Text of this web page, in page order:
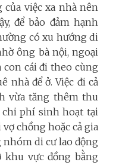
việc xa nhà nên
để bảo đảm hạnh
có xu hướng di
ông bà nội, ngoại
con cái đi theo cùng
nhà để ở. Việc đi cả
vừa tăng thêm thu
chi phí sinh hoạt tại
vợ chồng hoặc cả gia
di cư lao động
khu vực đồng bằng